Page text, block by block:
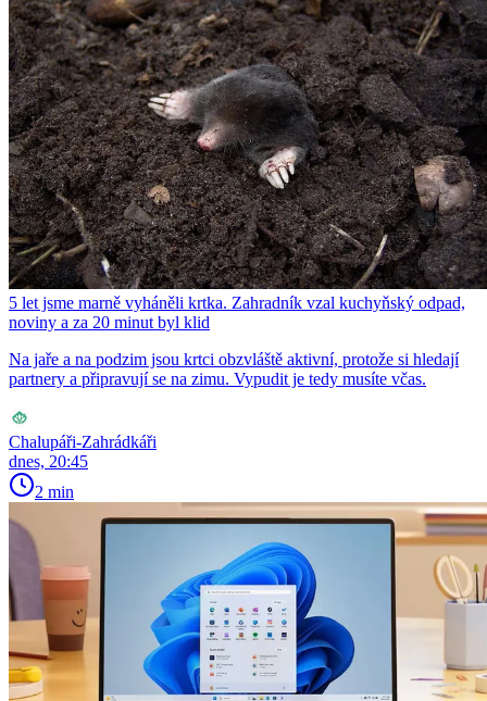
5 let jsme marně vyháněli krtka. Zahradník vzal kuchyňský odpad,
noviny a za 20 minut byl klid
Na jaře a na podzim jsou krtci obzvláště aktivní, protože si hledají
partnery a připravují se na zimu. Vypudit je tedy musíte včas.
Chalupáři-Zahrádkáři
dnes, 20:45
2 min